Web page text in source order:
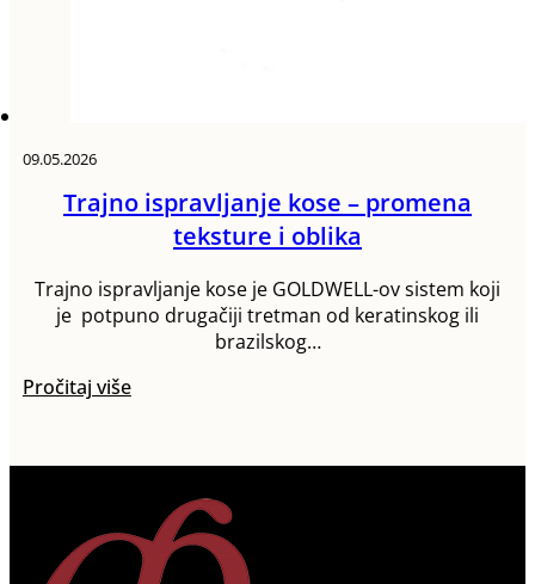
09.05.2026
Trajno ispravljanje kose – promena
teksture i oblika
Trajno ispravljanje kose je GOLDWELL-ov sistem koji
je potpuno drugačiji tretman od keratinskog ili
brazilskog…
Pročitaj više